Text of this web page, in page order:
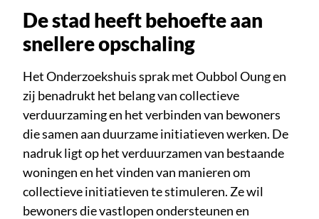
De stad heeft behoefte aan
snellere opschaling
Het Onderzoekshuis sprak met Oubbol Oung en
zij benadrukt het belang van collectieve
verduurzaming en het verbinden van bewoners
die samen aan duurzame initiatieven werken. De
nadruk ligt op het verduurzamen van bestaande
woningen en het vinden van manieren om
collectieve initiatieven te stimuleren. Ze wil
bewoners die vastlopen ondersteunen en